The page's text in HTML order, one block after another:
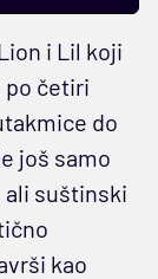
i Lil koji
po četiri
do
još samo
ali suštinski
kao